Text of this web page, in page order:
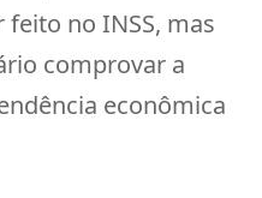
no INSS, mas
comprovar a
econômica